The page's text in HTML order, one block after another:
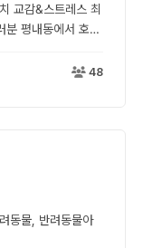
교감&스트레스 최
정이 들었던 평내동
마음을 얻는게 중
라도 산책이 필요
48
동물, 반려동물아